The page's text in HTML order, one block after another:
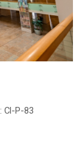
: Cl-P-83